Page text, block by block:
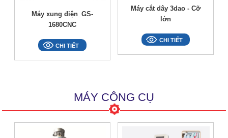
Máy xung điện_GS-
1680CNC
CHI TIẾT
Máy cắt dây 3dao - Cỡ
lớn
CHI TIẾT
MÁY CÔNG CỤ